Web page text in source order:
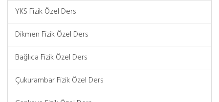
YKS Fizik Özel Ders
Dikmen Fizik Özel Ders
Bağlıca Fizik Özel Ders
Çukurambar Fizik Özel Ders